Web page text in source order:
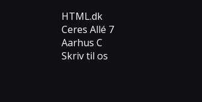
HTML.dk
Ceres Allé 7
Aarhus C
Skriv til os